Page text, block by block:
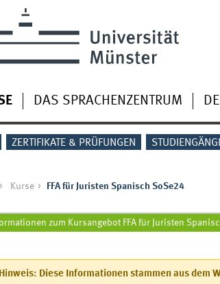
DAS SPRACHENZENTRUM
ZERTIFIKATE & PRÜFUNGEN
Kurse FFA für Juristen Spanisch SoSe24
zum Kursangebot FFA für Juristen
Hinweis: Diese Informationen stammen aus